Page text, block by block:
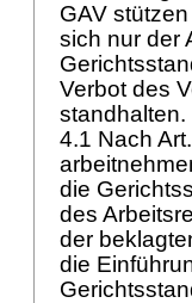
GAV
sich nur der
Verbot des
standhalten.
4.1 Nach
die
des
der
die